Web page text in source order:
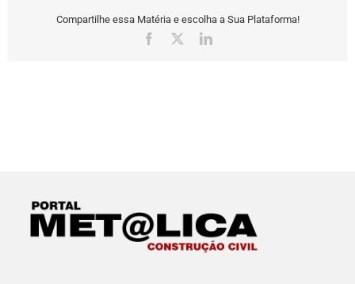
Compartilhe essa Matéria e escolha a Sua Plataforma!
Facebook LinkedIn